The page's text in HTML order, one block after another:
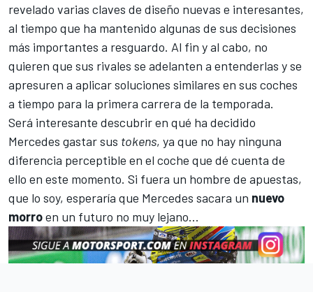
revelado varias claves de diseño nuevas e interesantes,
al tiempo que ha mantenido algunas de sus decisiones
más importantes a resguardo. Al fin y al cabo, no
quieren que sus rivales se adelanten a entenderlas y se
apresuren a aplicar soluciones similares en sus coches
a tiempo para la primera carrera de la temporada.
Será interesante descubrir en qué ha decidido
Mercedes gastar sus tokens, ya que no hay ninguna
diferencia perceptible en el coche que dé cuenta de
ello en este momento. Si fuera un hombre de apuestas,
que lo soy, esperaría que Mercedes sacara un nuevo
morroen un futuro no muy lejano...